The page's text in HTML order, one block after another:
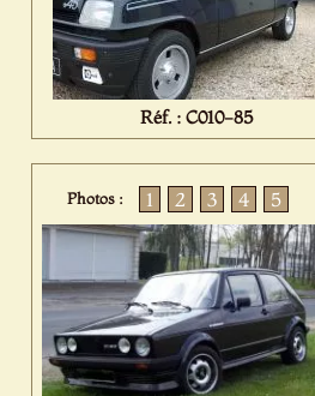
Réf. : C010-85
Photos : 1 2 3 4 5